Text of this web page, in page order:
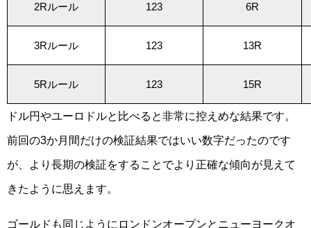
2Rルール 123 6R
3Rルール 123 13R
5Rルール 123 15R
ドル円やユーロドルと比べると非常に控えめな結果です。
前回の3か月間だけの検証結果ではいい数字だったのです
が、より長期の検証をすることでより正確な傾向が見えて
きたように思えます。
ゴールドも同じようにロンドンオープンとニューヨークオ